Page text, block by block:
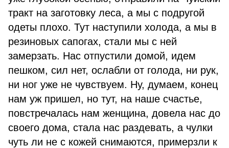
тракт на заготовку леса, а мы с подругой
одеты плохо. Тут наступили холода, а мы в
резиновых сапогах, стали мы с ней
замерзать. Нас отпустили домой, идем
пешком, сил нет, ослабли от голода, ни рук,
ни ног уже не чувствуем. Ну, думаем, конец
нам уж пришел, но тут, на наше счастье,
повстречалась нам женщина, довела нас до
своего дома, стала нас раздевать, а чулки
чуть ли не с кожей снимаются, примерзли к